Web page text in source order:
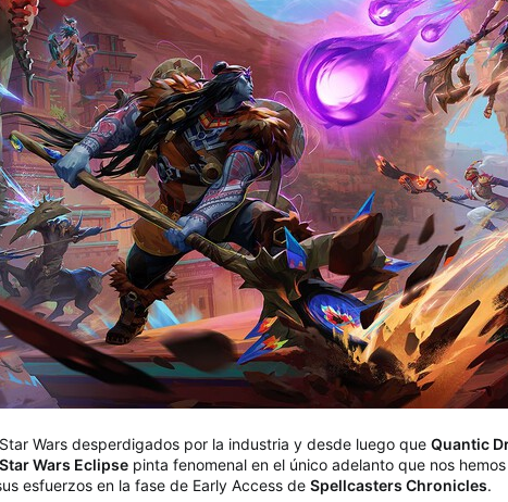
Wars desperdigados por la industria y desde luego que Quantic
Star Wars Eclipse pinta fenomenal en el único adelanto que nos
esfuerzos en la fase de Early Access de Spellcasters Chronicles.